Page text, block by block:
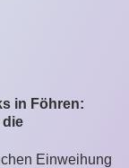
in Föhren:
die
Einweihung